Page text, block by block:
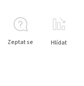
Zeptat se Hlídat